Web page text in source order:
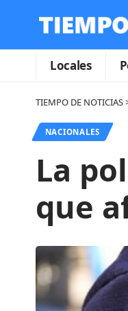
Locales
TIEMPO DE NOTICIAS
NACIONALES
La
que